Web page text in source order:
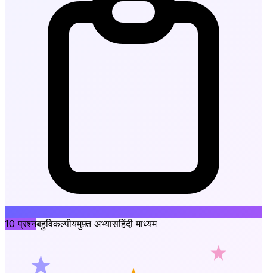
10 प्रश्नबहुविकल्पीयमुफ़्त अभ्यासहिंदी माध्यम